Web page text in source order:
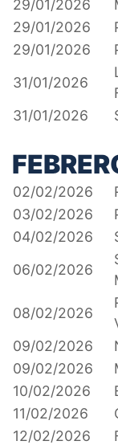
29/01/2026
29/01/2026
29/01/2026
31/01/2026
31/01/2026
02/02/2026
03/02/2026
04/02/2026
06/02/2026
08/02/2026
09/02/2026
09/02/2026
10/02/2026
11/02/2026
12/02/2026